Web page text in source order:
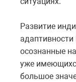
Развитие
адаптивности
осознанные
уже
большое